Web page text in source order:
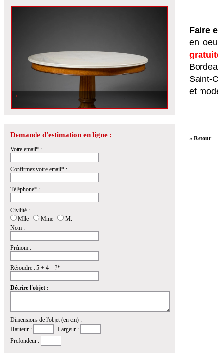
Demande d'estimation en ligne :
Votre email* :
Confirmez votre email* :
Téléphone* :
Civilité :
Mlle
Mme
M.
Nom :
Prénom :
Résoudre : 5 + 4 = ?*
Décrire l'objet :
Dimensions de l'objet (en cm) :
Hauteur :
Largeur :
Profondeur :
Faire
en
Saint-
et
» Retour